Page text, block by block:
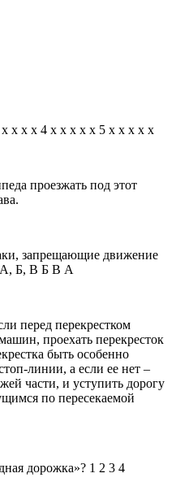
х х х 4 х х х х х 5 х х х х х
проезжать под этот
запрещающие движение
А, Б, В Б В А
перед перекрестком
проехать перекресток
быть особенно
линии, а если ее нет –
части, и уступить дорогу
по пересекаемой
дорожка»? 1 2 3 4